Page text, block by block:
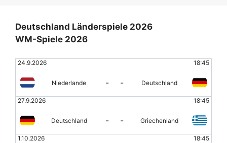
Deutschland Länderspiele 2026
WM-Spiele 2026
24.9.2026 18:45
Niederlande - - Deutschland
27.9.2026 18:45
Deutschland - - Griechenland
1.10.2026 18:45